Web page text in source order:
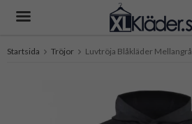
Startsida Tröjor Luvtröja Blåkläder Mellangrå